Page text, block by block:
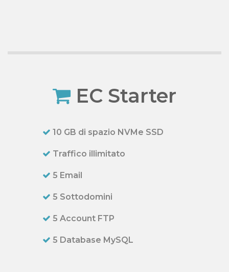
EC Starter
10 GB di spazio NVMe SSD
Traffico illimitato
5 Email
5 Sottodomini
5 Account FTP
5 Database MySQL